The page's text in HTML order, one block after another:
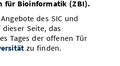
für Bioinformatik (ZBI).
des SIC und
Seite, das
Tages der offenen Tür
zu finden.